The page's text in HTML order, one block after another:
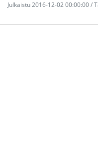
Julkaistu 2016-12-02 00:00:00 /